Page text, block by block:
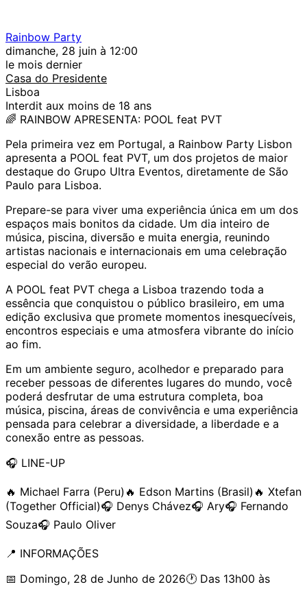
Rainbow Party
dimanche, 28 juin à 12:00
le mois dernier
Casa do Presidente
Lisboa
Interdit aux moins de 18 ans
🌈 RAINBOW APRESENTA: POOL feat PVT
Pela primeira vez em Portugal, a Rainbow Party Lisbon
apresenta a POOL feat PVT, um dos projetos de maior
destaque do Grupo Ultra Eventos, diretamente de São
Paulo para Lisboa.
Prepare-se para viver uma experiência única em um dos
espaços mais bonitos da cidade. Um dia inteiro de
música, piscina, diversão e muita energia, reunindo
artistas nacionais e internacionais em uma celebração
especial do verão europeu.
A POOL feat PVT chega a Lisboa trazendo toda a
essência que conquistou o público brasileiro, em uma
edição exclusiva que promete momentos inesquecíveis,
encontros especiais e uma atmosfera vibrante do início
ao fim.
Em um ambiente seguro, acolhedor e preparado para
receber pessoas de diferentes lugares do mundo, você
poderá desfrutar de uma estrutura completa, boa
música, piscina, áreas de convivência e uma experiência
pensada para celebrar a diversidade, a liberdade e a
conexão entre as pessoas.
🎧 LINE-UP
🔥 Michael Farra (Peru)🔥 Edson Martins (Brasil)🔥 Xtefan
(Together Official)🎧 Denys Chávez🎧 Ary🎧 Fernando
Souza🎧 Paulo Oliver
📍 INFORMAÇÕES
📅 Domingo, 28 de Junho de 2026🕐 Das 13h00 às